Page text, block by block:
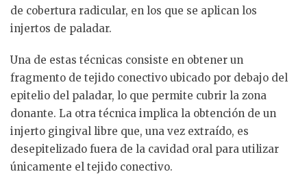
de cobertura radicular, en los que se aplican los
injertos de paladar.
Una de estas técnicas consiste en obtener un
fragmento de tejido conectivo ubicado por debajo del
epitelio del paladar, lo que permite cubrir la zona
donante. La otra técnica implica la obtención de un
injerto gingival libre que, una vez extraído, es
desepitelizado fuera de la cavidad oral para utilizar
únicamente el tejido conectivo.